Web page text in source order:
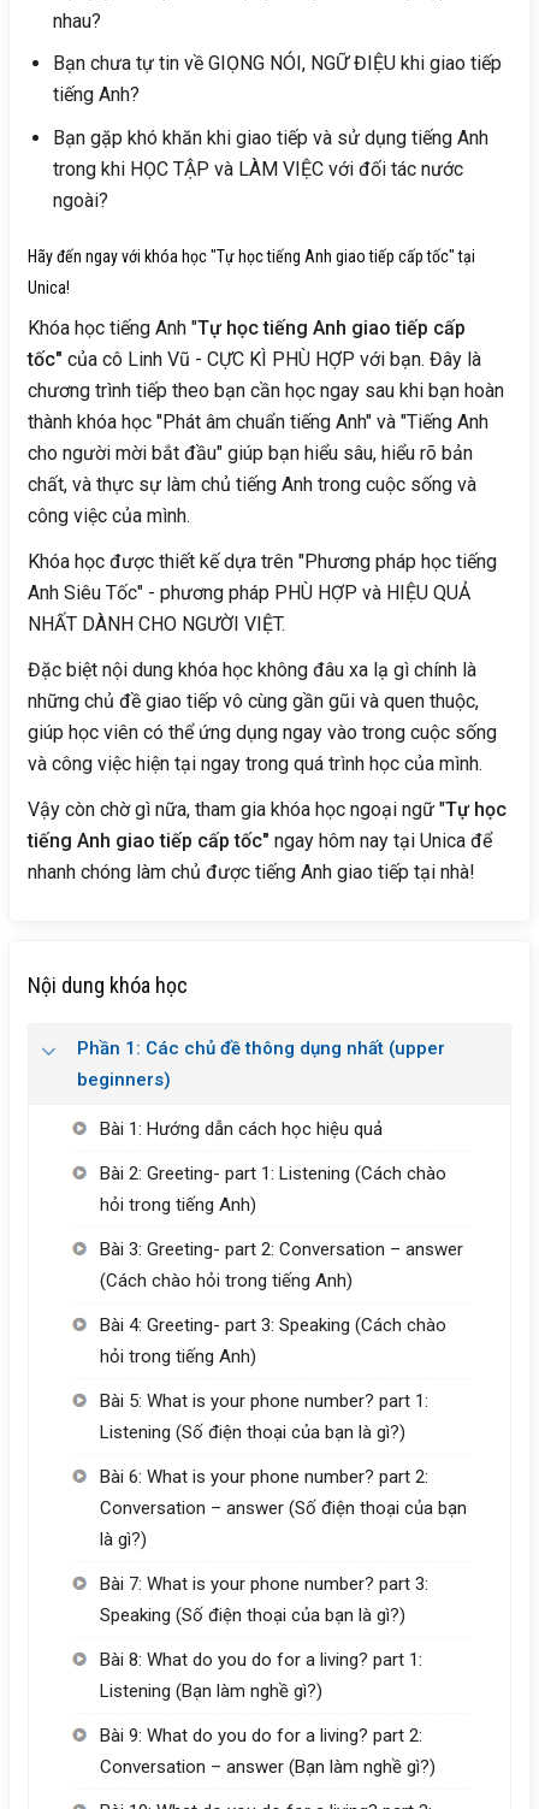
nhau?
Bạn chưa tự tin về GIỌNG NÓI, NGỮ ĐIỆU khi giao tiếp
tiếng Anh?
Bạn gặp khó khăn khi giao tiếp và sử dụng tiếng Anh
trong khi HỌC TẬP và LÀM VIỆC với đối tác nước
ngoài?
Hãy đến ngay với khóa học "Tự học tiếng Anh giao tiếp cấp tốc" tại
Unica!
Khóa học tiếng Anh "Tự học tiếng Anh giao tiếp cấp
tốc" của cô Linh Vũ - CỰC KÌ PHÙ HỢP với bạn. Đây là
chương trình tiếp theo bạn cần học ngay sau khi bạn hoàn
thành khóa học "Phát âm chuẩn tiếng Anh" và "Tiếng Anh
cho người mời bắt đầu" giúp bạn hiểu sâu, hiểu rõ bản
chất, và thực sự làm chủ tiếng Anh trong cuộc sống và
công việc của mình.
Khóa học được thiết kế dựa trên "Phương pháp học tiếng
Anh Siêu Tốc" - phương pháp PHÙ HỢP và HIỆU QUẢ
NHẤT DÀNH CHO NGƯỜI VIỆT.
Đặc biệt nội dung khóa học không đâu xa lạ gì chính là
những chủ đề giao tiếp vô cùng gần gũi và quen thuộc,
giúp học viên có thể ứng dụng ngay vào trong cuộc sống
và công việc hiện tại ngay trong quá trình học của mình.
Vậy còn chờ gì nữa, tham gia khóa học ngoại ngữ "Tự học
tiếng Anh giao tiếp cấp tốc" ngay hôm nay tại Unica để
nhanh chóng làm chủ được tiếng Anh giao tiếp tại nhà!
Nội dung khóa học
Phần 1: Các chủ đề thông dụng nhất (upper
beginners)
Bài 1: Hướng dẫn cách học hiệu quả
Bài 2: Greeting- part 1: Listening (Cách chào
hỏi trong tiếng Anh)
Bài 3: Greeting- part 2: Conversation – answer
(Cách chào hỏi trong tiếng Anh)
Bài 4: Greeting- part 3: Speaking (Cách chào
hỏi trong tiếng Anh)
Bài 5: What is your phone number? part 1:
Listening (Số điện thoại của bạn là gì?)
Bài 6: What is your phone number? part 2:
Conversation – answer (Số điện thoại của bạn
là gì?)
Bài 7: What is your phone number? part 3:
Speaking (Số điện thoại của bạn là gì?)
Bài 8: What do you do for a living? part 1:
Listening (Bạn làm nghề gì?)
Bài 9: What do you do for a living? part 2:
Conversation – answer (Bạn làm nghề gì?)